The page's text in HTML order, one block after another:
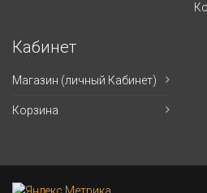
Кабинет
Магазин (личный Кабинет)
Корзина